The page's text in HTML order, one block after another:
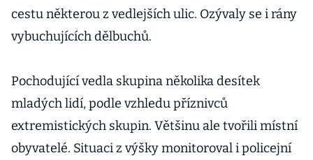
cestu některou z vedlejších ulic. Ozývaly se i rány
vybuchujících dělbuchů.
Pochodující vedla skupina několika desítek
mladých lidí, podle vzhledu příznivců
extremistických skupin. Většinu ale tvořili místní
obyvatelé. Situaci z výšky monitoroval i policejní